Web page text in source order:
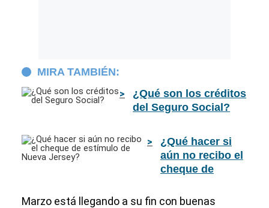
MIRA TAMBIÉN:
¿Qué son los créditos
del Seguro Social?
¿Qué hacer si
aún no recibo el
cheque de
Nueva Jersey?
Marzo está llegando a su fin con buenas